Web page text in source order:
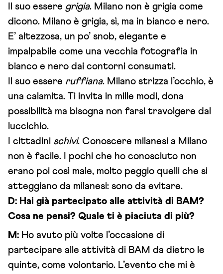
Il suo essere grigia. Milano non è grigia come
dicono. Milano è grigia, sì, ma in bianco e nero.
E’ altezzosa, un po’ snob, elegante e
impalpabile come una vecchia fotografia in
bianco e nero dai contorni consumati.
Il suo essere ruffiana. Milano strizza l’occhio, è
una calamita. Ti invita in mille modi, dona
possibilità ma bisogna non farsi travolgere dal
luccichio.
I cittadini schivi. Conoscere milanesi a Milano
non è facile. I pochi che ho conosciuto non
erano poi così male, molto peggio quelli che si
atteggiano da milanesi: sono da evitare.
D: Hai già partecipato alle attività di BAM?
Cosa ne pensi? Quale ti è piaciuta di più?
M: Ho avuto più volte l’occasione di
partecipare alle attività di BAM da dietro le
quinte, come volontario. L’evento che mi è